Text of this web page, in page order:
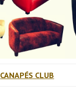
CANAPÉS CLUB